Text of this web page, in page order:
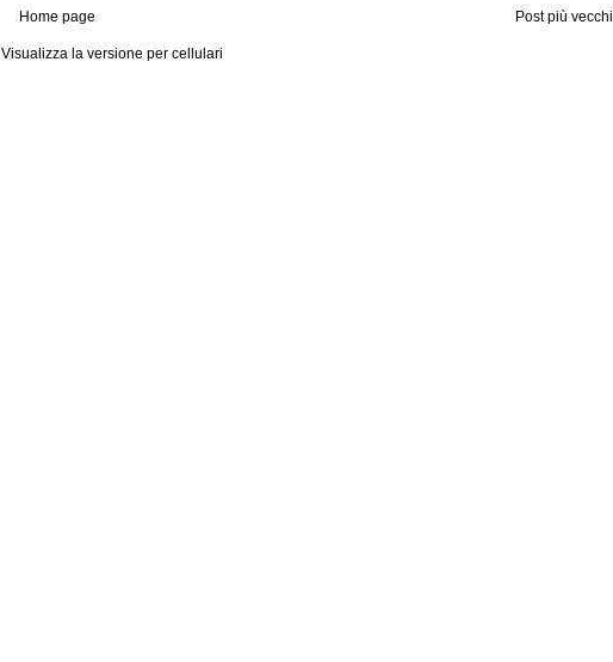
Post più vecchi
Home page
Visualizza la versione per cellulari